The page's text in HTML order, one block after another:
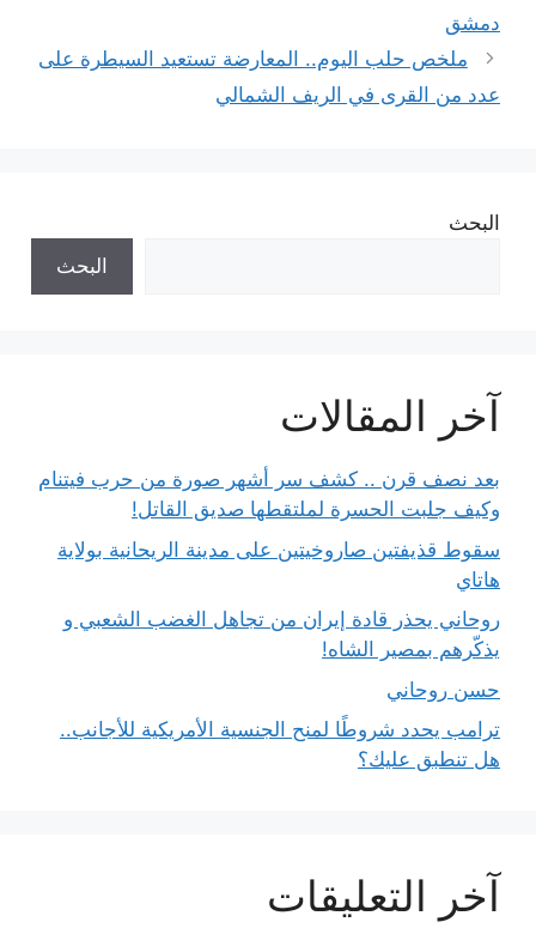
دمشق
ملخص حلب اليوم.. المعارضة تستعيد السيطرة على
عدد من القرى في الريف الشمالي
البحث
البحث
آخر المقالات
بعد نصف قرن .. كشف سر أشهر صورة من حرب فيتنام
وكيف جلبت الحسرة لملتقطها صديق القاتل!
سقوط قذيفتين صاروخيتين على مدينة الريحانية بولاية
هاتاي
روحاني يحذر قادة إيران من تجاهل الغضب الشعبي و
يذكّرهم بمصير الشاه!
حسن روحاني
ترامب يحدد شروطًا لمنح الجنسية الأمريكية للأجانب..
هل تنطبق عليك؟
آخر التعليقات